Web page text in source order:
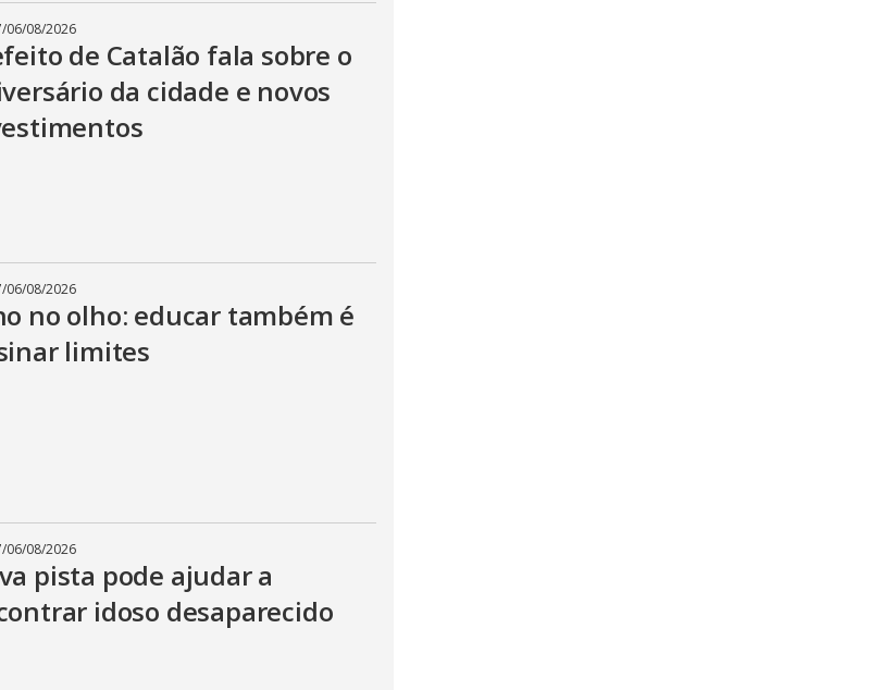
/06/08/2026
de Catalão fala sobre o
da cidade e novos
/06/08/2026
no olho: educar também é
limites
/06/08/2026
pista pode ajudar a
idoso desaparecido